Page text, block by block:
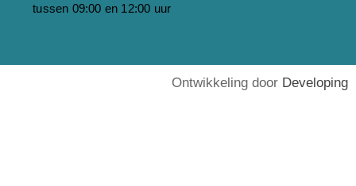
tussen 09:00 en 12:00 uur
Ontwikkeling door Developing